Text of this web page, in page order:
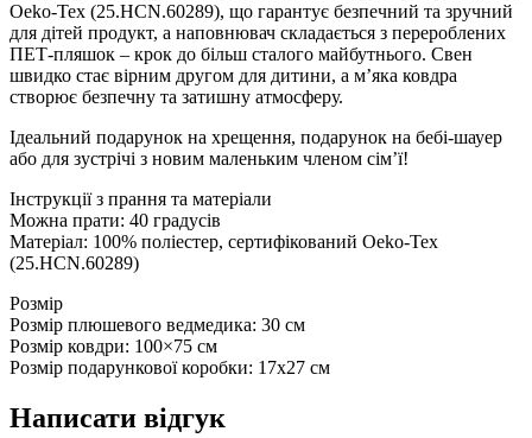
Oeko-Tex (25.HCN.60289), що гарантує безпечний та зручний
для дітей продукт, а наповнювач складається з перероблених
ПЕТ-пляшок – крок до більш сталого майбутнього. Свен
швидко стає вірним другом для дитини, а м’яка ковдра
створює безпечну та затишну атмосферу.
Ідеальний подарунок на хрещення, подарунок на бебі-шауер
або для зустрічі з новим маленьким членом сім’ї!
Інструкції з прання та матеріали
Можна прати: 40 градусів
Матеріал: 100% поліестер, сертифікований Oeko-Tex
(25.HCN.60289)
Розмір
Розмір плюшевого ведмедика: 30 см
Розмір ковдри: 100×75 см
Розмір подарункової коробки: 17x27 см
Написати відгук